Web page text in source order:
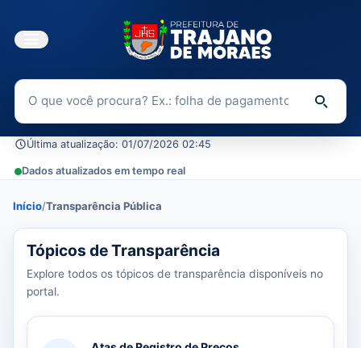
Buscar no Portal da Transparência
Última atualização: 01/07/2026 02:45
Dados atualizados em tempo real
Início/Transparência Pública
39 tópicos carregados do banco de dados.
Tópicos de Transparência
Explore todos os tópicos de transparência disponíveis no
portal.